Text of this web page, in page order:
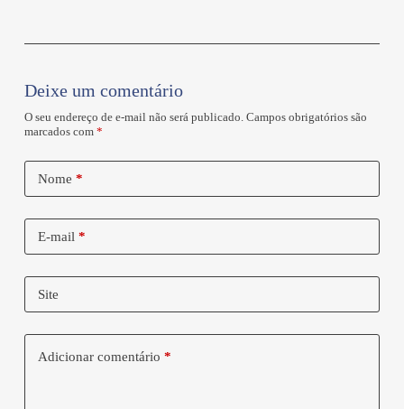
Deixe um comentário
O seu endereço de e-mail não será publicado. Campos obrigatórios são
marcados com *
Nome *
E-mail *
Site
Adicionar comentário *